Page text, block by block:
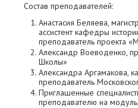
Состав преподавателей:
Анастасия Беляева,
ассистент кафедры
преподаватель проекта
Александр Воеводенко,
Школы»
Александра Аргамакова,
преподаватель
Приглашенные
преподавателю на модуль.